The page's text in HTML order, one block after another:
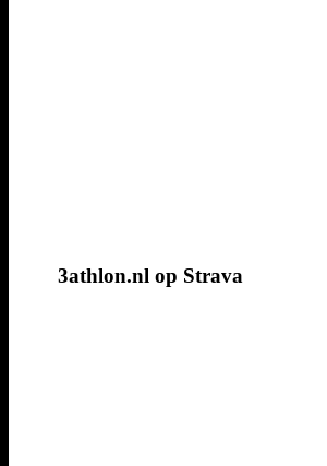
3athlon.nl op Strava